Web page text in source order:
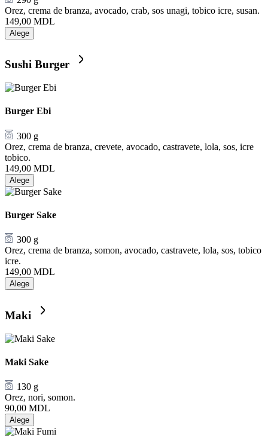
Orez, crema de branza, avocado, crab, sos unagi, tobico icre, susan.
149,00 MDL
Alege
Sushi Burger
Burger Ebi
300 g
Orez, crema de branza, crevete, avocado, castravete, lola, sos, icre
tobico.
149,00 MDL
Alege
Burger Sake
300 g
Orez, crema de branza, somon, avocado, castravete, lola, sos, tobico
icre.
149,00 MDL
Alege
Maki
Maki Sake
130 g
Orez, nori, somon.
90,00 MDL
Alege